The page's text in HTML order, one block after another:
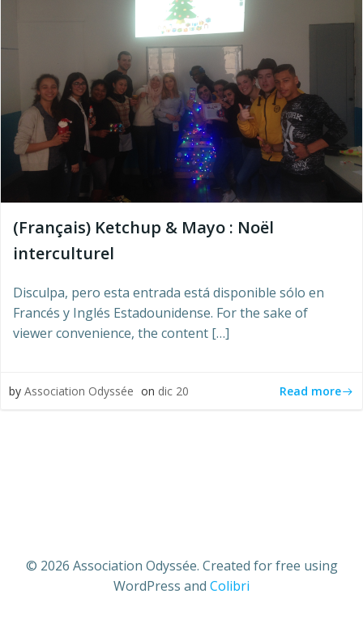
(Français) Ketchup & Mayo : Noël
interculturel
Disculpa, pero esta entrada está disponible sólo en
Francés y Inglés Estadounidense. For the sake of
viewer convenience, the content […]
by Association Odyssée on dic 20 Read more
© 2026 Association Odyssée. Created for free using
WordPress and Colibri